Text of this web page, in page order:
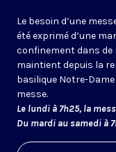
Le besoin d’une
été exprimé d’une
confinement dans
maintient depuis la
basilique Notre-Dame
messe.
Le lundi à 7h25, la
Du mardi au samedi à